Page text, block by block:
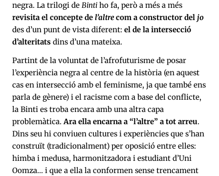
negra. La trilogi de Binti ho fa, però a més a més
revisita el concepte de l’altrecom a constructor del jo
des d’un punt de vista diferent: el de la intersecció
d’alteritats dins d’una mateixa.
Partint de la voluntat de l’afrofuturisme de posar
l’experiència negra al centre de la història (en aquest
cas en intersecció amb el feminisme, ja que també ens
parla de gènere) i el racisme com a base del conflicte,
la Binti es troba encara amb una altra capa
problemàtica.Ara ella encarna a “l’altre” a tot arreu.
Dins seu hi conviuen cultures i experiències que s’han
construït (tradicionalment) per oposició entre elles:
himba i medusa, harmonitzadora i estudiant d’Uni
Oomza… i que a ella la conformen sense trencament